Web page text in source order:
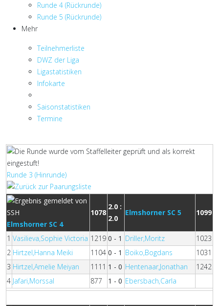
Runde 4 (Rückrunde)
Runde 5 (Rückrunde)
Mehr
Teilnehmerliste
DWZ der Liga
Ligastatistiken
Infokarte
Saisonstatistiken
Termine
Runde 3 (Hinrunde)
Elmshorner SC 4
1078
2.0 :
2.0
Elmshorner SC 5 1099
1 Vasilieva,Sophie Victoria 1219 0 - 1 Driller,Moritz
1023
2 Hirtzel,Hanna Meiki 1104 0 - 1 Boiko,Bogdans
1031
3 Hirtzel,Amelie Meiyan 1111 1 - 0 Hentenaar,Jonathan
1242
4 Jafari,Morssal 877 1 - 0 Ebersbach,Carla